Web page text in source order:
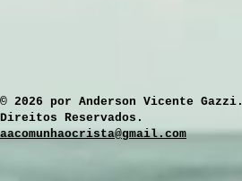
​© 2026 por Anderson Vicente Gazzi.
Direitos Reservados.
aacomunhaocrista@gmail.com